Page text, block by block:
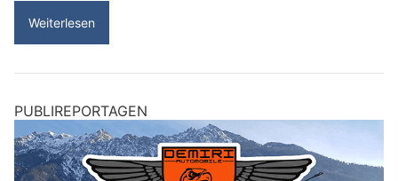
Weiterlesen
PUBLIREPORTAGEN